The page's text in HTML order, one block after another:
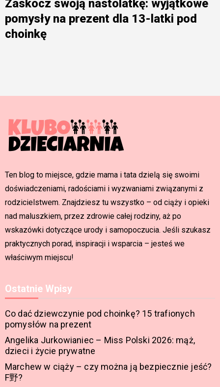
Zaskocz swoją nastolatkę: wyjątkowe
pomysły na prezent dla 13-latki pod
choinkę
Ten blog to miejsce, gdzie mama i tata dzielą się swoimi
doświadczeniami, radościami i wyzwaniami związanymi z
rodzicielstwem. Znajdziesz tu wszystko – od ciąży i opieki
nad maluszkiem, przez zdrowie całej rodziny, aż po
wskazówki dotyczące urody i samopoczucia. Jeśli szukasz
praktycznych porad, inspiracji i wsparcia – jesteś we
właściwym miejscu!
Ostatnie Wpisy
Co dać dziewczynie pod choinkę? 15 trafionych
pomysłów na prezent
Angelika Jurkowianiec – Miss Polski 2026: mąż,
dzieci i życie prywatne
Marchew w ciąży – czy można ją bezpiecznie jeść?
F野?